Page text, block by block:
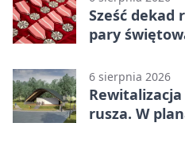
Sześć dekad
pary
6 sierpnia 2026
rusza. W